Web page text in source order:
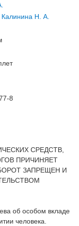
Калинина Н. А.
8
СРЕДСТВ,
ПРИЧИНЯЕТ
ЗАПРЕЩЕН И
об особом вкладе
человека.